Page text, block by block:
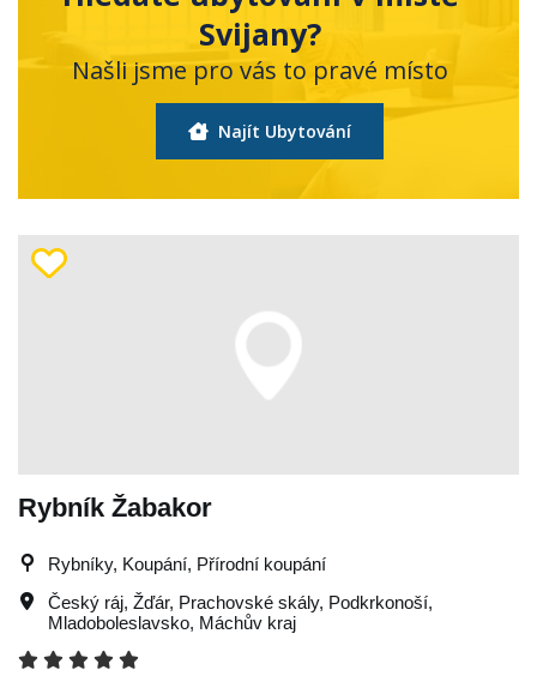
Svijany?
Našli jsme pro vás to pravé místo
Najít Ubytování
Rybník Žabakor
Rybníky, Koupání, Přírodní koupání
Český ráj, Žďár, Prachovské skály, Podkrkonoší,
Mladoboleslavsko, Máchův kraj